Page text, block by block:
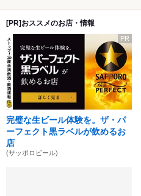
[PR]おススメのお店・情報
PR
完璧な生ビール体験を。ザ・パ
ーフェクト黒ラベルが飲めるお
店
(サッポロビール)